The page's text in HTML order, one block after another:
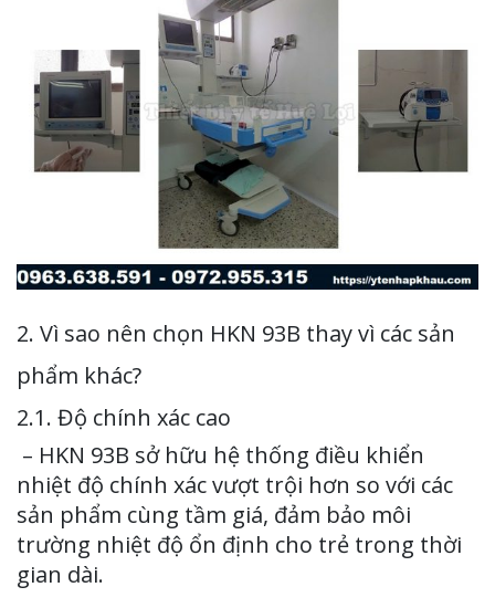
2. Vì sao nên chọn HKN 93B thay vì các sản
phẩm khác?
2.1. Độ chính xác cao
– HKN 93B sở hữu hệ thống điều khiển
nhiệt độ chính xác vượt trội hơn so với các
sản phẩm cùng tầm giá, đảm bảo môi
trường nhiệt độ ổn định cho trẻ trong thời
gian dài.